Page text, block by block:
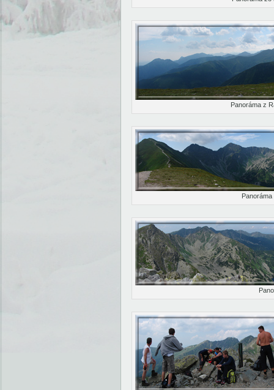
Panoráma z